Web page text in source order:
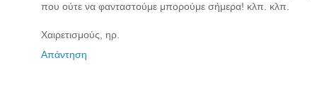
που ούτε να φανταστούμε μπορούμε σήμερα! κλπ. κλπ.
Χαιρετισμούς, ηρ.
Απάντηση